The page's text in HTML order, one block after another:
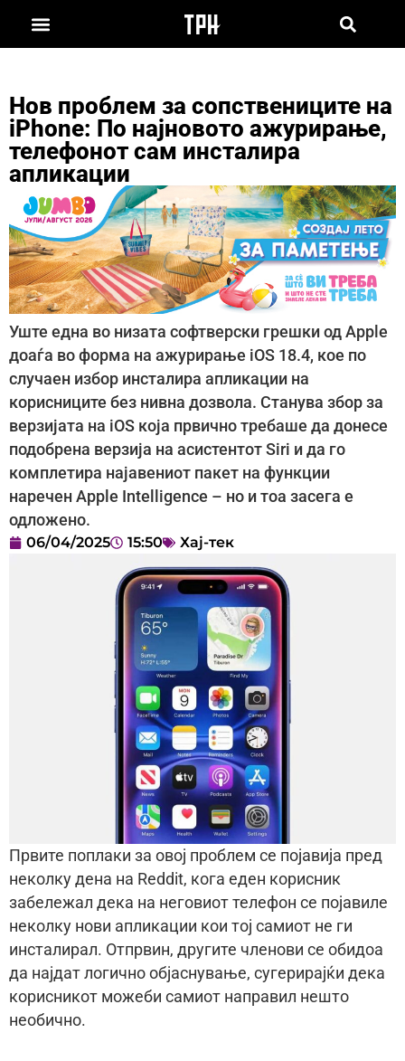
Нов проблем за сопствениците на
iPhone: По најновото ажурирање,
телефонот сам инсталира
апликации
Уште една во низата софтверски грешки од Apple
доаѓа во форма на ажурирање iOS 18.4, кое по
случаен избор инсталира апликации на
корисниците без нивна дозвола. Станува збор за
верзијата на iOS која првично требаше да донесе
подобрена верзија на асистентот Siri и да го
комплетира најавениот пакет на функции
наречен Apple Intelligence – но и тоа засега е
одложено.
06/04/2025 15:50 Хај-тек
Првите поплаки за овој проблем се појавија пред
неколку дена на Reddit, кога еден корисник
забележал дека на неговиот телефон се појавиле
неколку нови апликации кои тој самиот не ги
инсталирал. Отпрвин, другите членови се обидоа
да најдат логично објаснување, сугерирајќи дека
корисникот можеби самиот направил нешто
необично.